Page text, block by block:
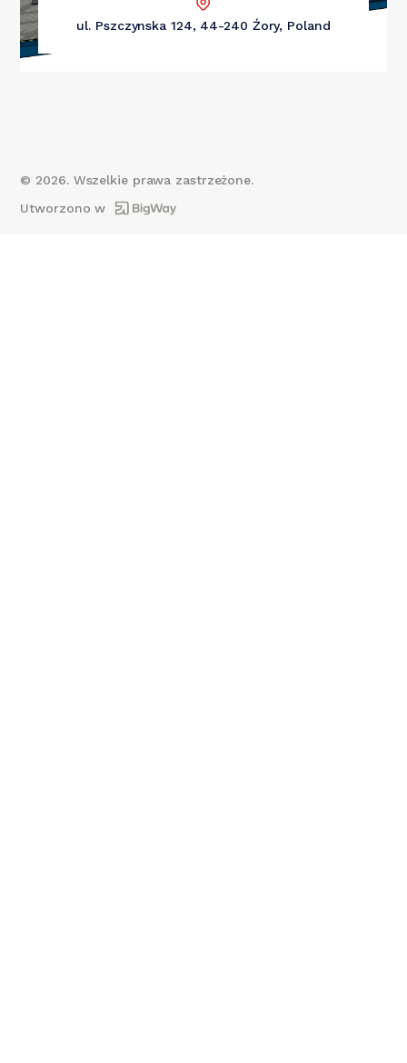
ul. Pszczynska 124, 44-240 Źory, Poland
© 2026. Wszelkie prawa zastrzeżone.
Utworzono w